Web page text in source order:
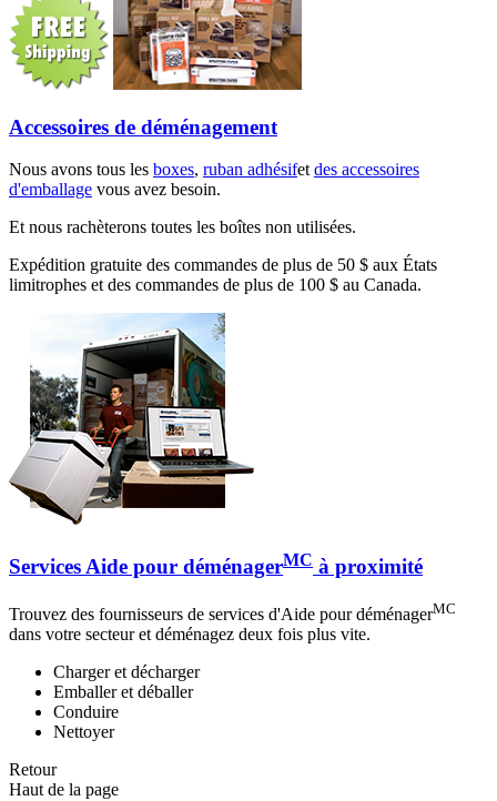
Accessoires de déménagement
Nous avons tous les boxes, ruban adhésifetdes accessoires
d'emballage vous avez besoin.
Et nous rachèterons toutes les boîtes non utilisées.
Expédition gratuite des commandes de plus de 50 $ aux États
limitrophes et des commandes de plus de 100 $ au Canada.
Services Aide pour déménagerMC à proximité
Trouvez des fournisseurs de services d'Aide pour déménagerMC
dans votre secteur et déménagez deux fois plus vite.
Charger et décharger
Emballer et déballer
Conduire
Nettoyer
Retour
Haut de la page